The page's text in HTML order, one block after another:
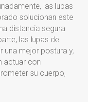
las lupas
solucionan este
distancia segura
las lupas de
una mejor postura y,
actuar con
su cuerpo,